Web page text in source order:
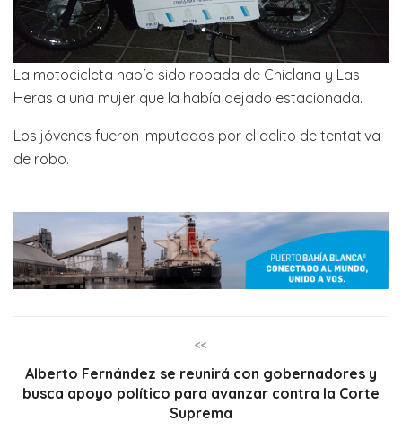
La motocicleta había sido robada de Chiclana y Las
Heras a una mujer que la había dejado estacionada.
Los jóvenes fueron imputados por el delito de tentativa
de robo.
<<
Alberto Fernández se reunirá con gobernadores y
busca apoyo político para avanzar contra la Corte
Suprema